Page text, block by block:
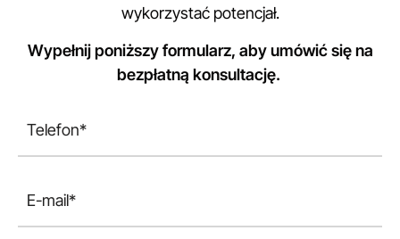
wykorzystać potencjał.
Wypełnij poniższy formularz, aby umówić się na
bezpłatną konsultację.